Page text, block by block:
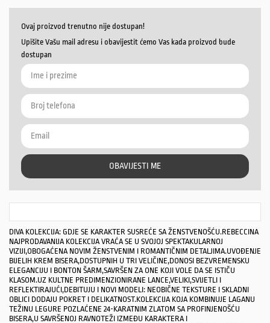
Ovaj proizvod trenutno nije dostupan!
Upišite Vašu mail adresu i obavijestit ćemo Vas kada proizvod bude
dostupan
OBAVIJESTI ME
DIVA KOLEKCIJA: GDJE SE KARAKTER SUSREĆE SA ŽENSTVENOŠĆU.REBECCINA
NAJPRODAVANIJA KOLEKCIJA VRAĆA SE U SVOJOJ SPEKTAKULARNOJ
VIZIJI,OBOGAĆENA NOVIM ŽENSTVENIM I ROMANTIČNIM DETALJIMA.UVOĐENJE
BIJELIH KREM ​​BISERA,DOSTUPNIH U TRI VELIČINE,DONOSI BEZVREMENSKU
ELEGANCIJU I BONTON ŠARM,SAVRŠEN ZA ONE KOJI VOLE DA SE ISTIČU
KLASOM.UZ KULTNE PREDIMENZIONIRANE LANCE,VELIKI,SVIJETLI I
REFLEKTIRAJUĆI,DEBITUJU I NOVI MODELI: NEOBIČNE TEKSTURE I SKLADNI
OBLICI DODAJU POKRET I DELIKATNOST.KOLEKCIJA KOJA KOMBINUJE LAGANU
TEŽINU LEGURE POZLAĆENE 24-KARATNIM ZLATOM SA PROFINJENOŠĆU
BISERA,U SAVRŠENOJ RAVNOTEŽI IZMEĐU KARAKTERA I